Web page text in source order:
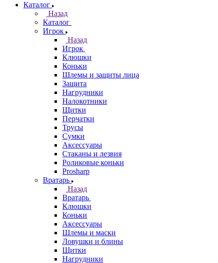
Каталог
Назад
Каталог
Игрок
Назад
Игрок
Клюшки
Коньки
Шлемы и защиты лица
Защита
Нагрудники
Налокотники
Щитки
Перчатки
Трусы
Сумки
Аксессуары
Стаканы и лезвия
Роликовые коньки
Prosharp
Вратарь
Назад
Вратарь
Клюшки
Коньки
Аксессуары
Шлемы и маски
Ловушки и блины
Щитки
Нагрудники